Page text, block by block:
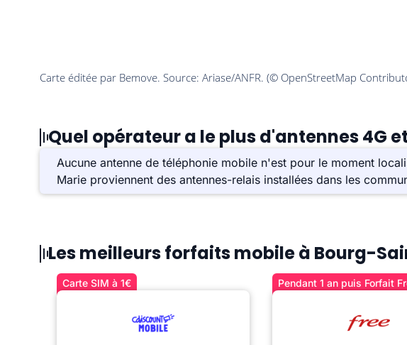
Quel opérateur a le plus d'antennes 4G
Aucune antenne de téléphonie mobile n'est pour le moment
Marie proviennent des antennes-relais installées dans les
Les meilleurs forfaits mobile à Bourg-
Carte SIM à 1€ Pendant 1 an puis Forfait